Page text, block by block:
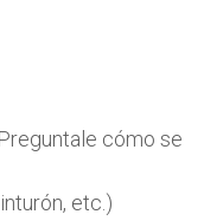
cómo se
etc.)